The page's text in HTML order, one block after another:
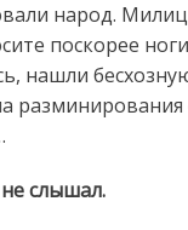
народ.
поскорее
нашли
разминирования
слышал.